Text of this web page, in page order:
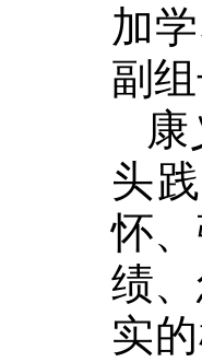
加
副
头
怀
绩
实